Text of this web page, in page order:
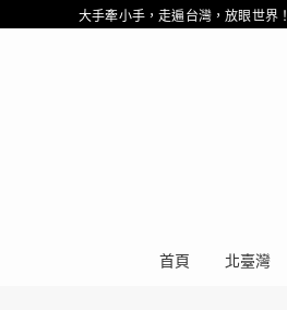
大手牽小手，走遍台灣，放眼世界！
首頁 北臺灣